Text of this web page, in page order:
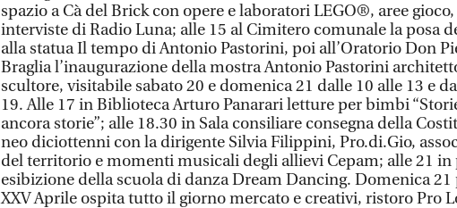
spazio a Cà del Brick con opere e laboratori LEGO®, aree
interviste di Radio Luna; alle 15 al Cimitero comunale la posa
alla statua Il tempo di Antonio Pastorini, poi all’Oratorio Don
Braglia l’inaugurazione della mostra Antonio Pastorini
scultore, visitabile sabato 20 e domenica 21 dalle 10 alle 13 e
19. Alle 17 in Biblioteca Arturo Panarari letture per bimbi
ancora storie”; alle 18.30 in Sala consiliare consegna della
neo diciottenni con la dirigente Silvia Filippini, Pro.di.Gio,
del territorio e momenti musicali degli allievi Cepam; alle 21 in
esibizione della scuola di danza Dream Dancing. Domenica 21
XXV Aprile ospita tutto il giorno mercato e creativi, ristoro Pro